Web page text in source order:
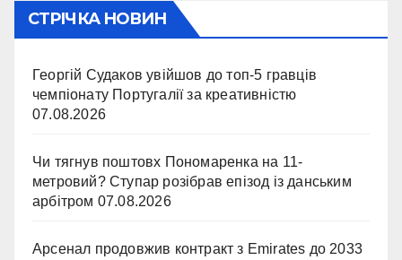
СТРІЧКА НОВИН
Георгій Судаков увійшов до топ-5 гравців
чемпіонату Португалії за креативністю
07.08.2026
Чи тягнув поштовх Пономаренка на 11-
метровий? Ступар розібрав епізод із данським
арбітром 07.08.2026
Арсенал продовжив контракт з Emirates до 2033